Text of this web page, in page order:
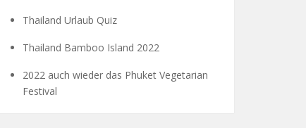
Thailand Urlaub Quiz
Thailand Bamboo Island 2022
2022 auch wieder das Phuket Vegetarian
Festival